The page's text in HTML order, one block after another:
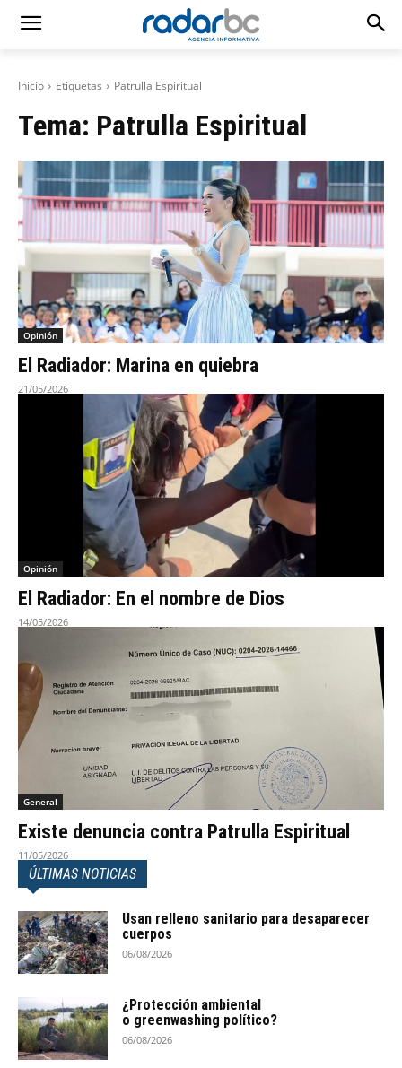
Inicio Etiquetas Patrulla Espiritual
Tema: Patrulla Espiritual
Opinión
El Radiador: Marina en quiebra
21/05/2026
Opinión
El Radiador: En el nombre de Dios
14/05/2026
General
Existe denuncia contra Patrulla Espiritual
11/05/2026
ÚLTIMAS NOTICIAS
Usan relleno sanitario para desaparecer
cuerpos
06/08/2026
¿Protección ambiental
o greenwashing político?
06/08/2026